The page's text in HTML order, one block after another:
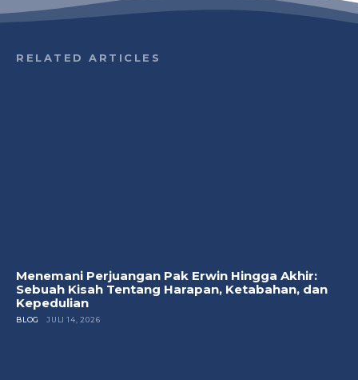
RELATED ARTICLES
Menemani Perjuangan Pak Erwin Hingga Akhir:
Sebuah Kisah Tentang Harapan, Ketabahan, dan
Kepedulian
BLOG JULI 14, 2026